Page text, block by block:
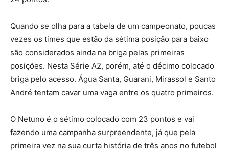
Quando se olha para a tabela de um campeonato, poucas
vezes os times que estão da sétima posição para baixo
são considerados ainda na briga pelas primeiras
posições. Nesta Série A2, porém, até o décimo colocado
briga pelo acesso. Água Santa, Guarani, Mirassol e Santo
André tentam cavar uma vaga entre os quatro primeiros.
O Netuno é o sétimo colocado com 23 pontos e vai
fazendo uma campanha surpreendente, já que pela
primeira vez na sua curta história de três anos no futebol